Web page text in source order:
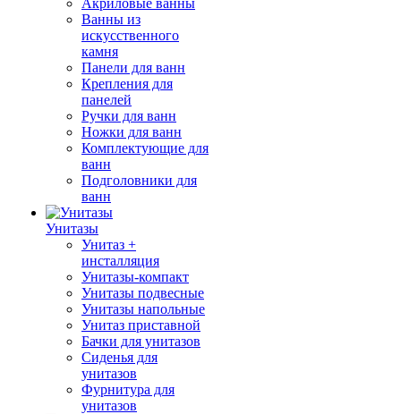
Акриловые ванны
Ванны из
искусственного
камня
Панели для ванн
Крепления для
панелей
Ручки для ванн
Ножки для ванн
Комплектующие для
ванн
Подголовники для
ванн
Унитазы
Унитаз +
инсталляция
Унитазы-компакт
Унитазы подвесные
Унитазы напольные
Унитаз приставной
Бачки для унитазов
Сиденья для
унитазов
Фурнитура для
унитазов